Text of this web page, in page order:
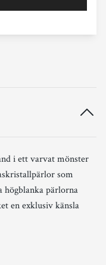
i ett varvat mönster
som
pärlorna
en exklusiv känsla